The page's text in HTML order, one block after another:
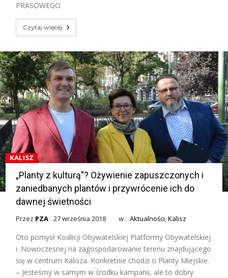
PRASOWEGO
Czytaj więcej
KALISZ
„Planty z kulturą”? Ożywienie zapuszczonych i
zaniedbanych plantów i przywrócenie ich do
dawnej świetności
Przez PZA 27 września 2018 w :Aktualności,Kalisz
Oto pomysł Koalicji Obywatelskiej Platformy Obywatelskiej
i .Nowoczesnej na zagospodarowanie terenu znajdującego
się w centrum Kalisza. Konkretnie chodzi o Planty Miejskie.
– Jesteśmy w samym w środku kampanii, ale to dobry